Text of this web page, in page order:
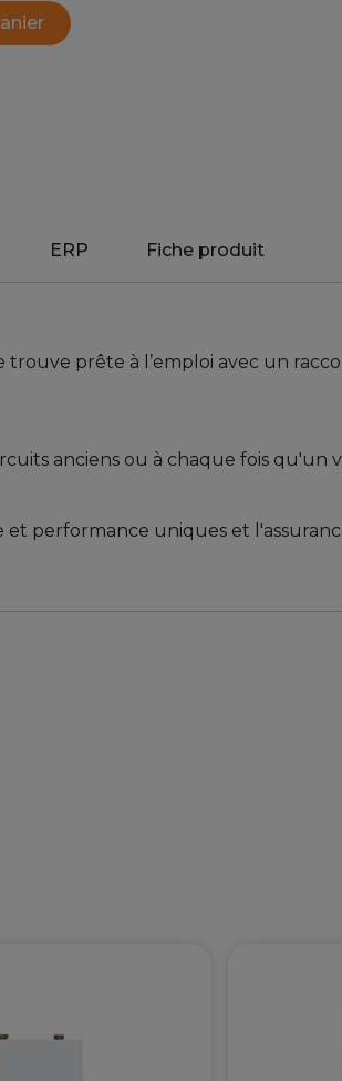
ERP Fiche produit
prête à l’emploi avec un
anciens ou à chaque fois qu'un
et performance uniques et